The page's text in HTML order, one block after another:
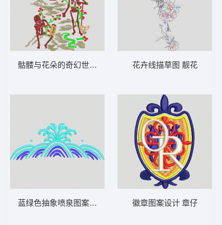
骷髅与花朵的奇幻世界 骷髅
蓝绿色抽象喷泉图案 波浪
花卉线描草图 靓花
徽章图案设计 章仔